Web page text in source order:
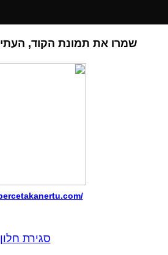
שמרו את תמונת הקוד,
סגירת חלון